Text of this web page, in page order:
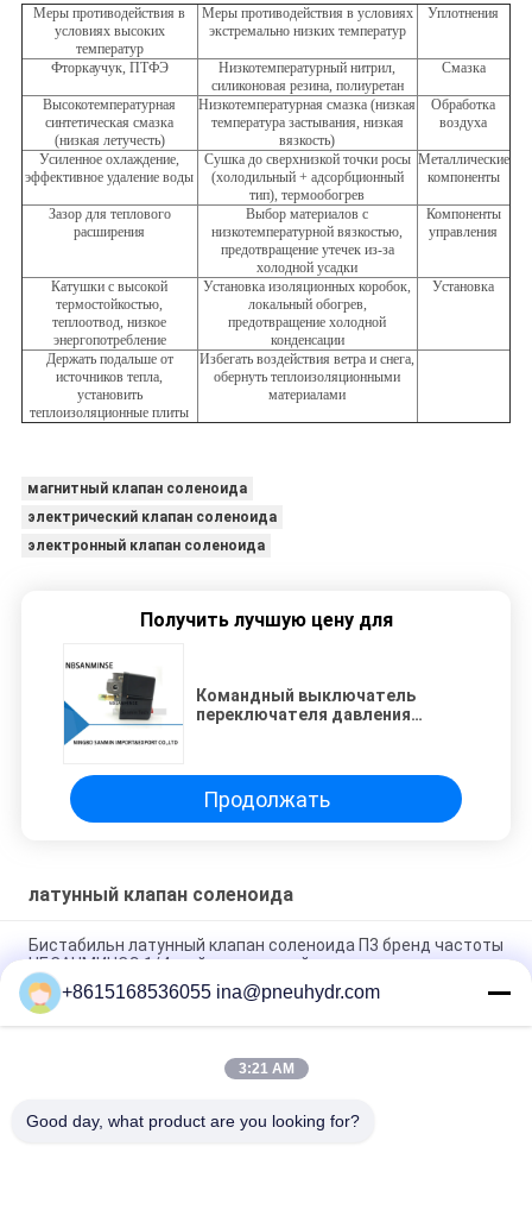
Меры противодействия в
условиях высоких
температур
Меры противодействия в условиях
экстремально низких температур
Уплотнения
Фторкаучук, ПТФЭ
Низкотемпературный нитрил,
силиконовая резина, полиуретан
Смазка
Высокотемпературная
синтетическая смазка
(низкая летучесть)
Низкотемпературная смазка (низкая
температура застывания, низкая
вязкость)
Обработка
воздуха
Усиленное охлаждение,
эффективное удаление воды
Сушка до сверхнизкой точки росы
(холодильный + адсорбционный
тип), термообогрев
Металлические
компоненты
Зазор для теплового
расширения
Выбор материалов с
низкотемпературной вязкостью,
предотвращение утечек из-за
холодной усадки
Компоненты
управления
Катушки с высокой
термостойкостью,
теплоотвод, низкое
энергопотребление
Установка изоляционных коробок,
локальный обогрев,
предотвращение холодной
конденсации
Установка
Держать подальше от
источников тепла,
установить
теплоизоляционные плиты
Избегать воздействия ветра и снега,
обернуть теплоизоляционными
материалами
магнитный клапан соленоида
электрический клапан соленоида
электронный клапан соленоида
Получить лучшую цену для
Командный выключатель
переключателя давления
надежный
Продолжать
латунный клапан соленоида
Бистабильн латунный клапан соленоида П3 бренд частоты
НБСАНМИНСЭ 1/4 дюймов высотой с
Клапаны соленоида нержавеющей стали З4 для воды
направляют действующий клапан соленоида
Анти- взрыв З6 выковал латунную температуру ℃ клапана
+8615168536055 ina@pneuhydr.com
3:21 AM
Good day, what product are you looking for?